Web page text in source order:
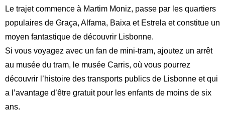
Le trajet commence à Martim Moniz, passe par les quartiers
populaires de Graça, Alfama, Baixa et Estrela et constitue un
moyen fantastique de découvrir Lisbonne.
Si vous voyagez avec un fan de mini-tram, ajoutez un arrêt
au musée du tram, le musée Carris, où vous pourrez
découvrir l’histoire des transports publics de Lisbonne et qui
a l’avantage d’être gratuit pour les enfants de moins de six
ans.